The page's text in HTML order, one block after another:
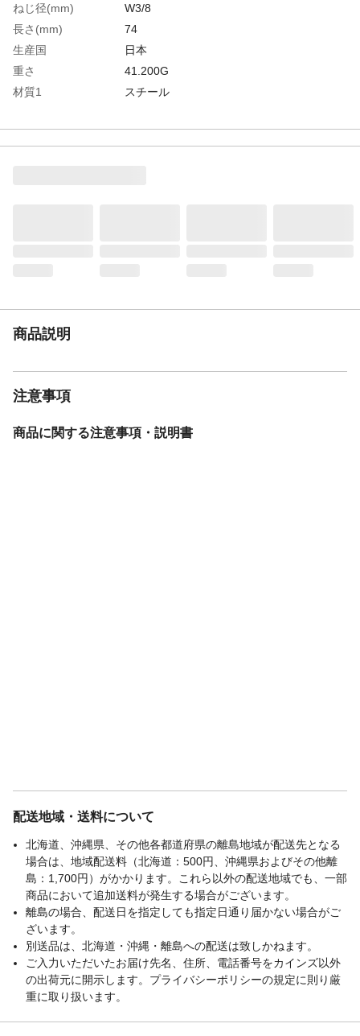
ねじ径(mm)
W3/8
長さ(mm)
74
生産国
日本
重さ
41.200G
材質1
スチール
商品説明
注意事項
商品に関する注意事項・説明書
配送地域・送料について
北海道、沖縄県、その他各都道府県の離島地域が配送先となる
場合は、地域配送料（北海道：500円、沖縄県およびその他離
島：1,700円）がかかります。これら以外の配送地域でも、一部
商品において追加送料が発生する場合がございます。
離島の場合、配送日を指定しても指定日通り届かない場合がご
ざいます。
別送品は、北海道・沖縄・離島への配送は致しかねます。
ご入力いただいたお届け先名、住所、電話番号をカインズ以外
の出荷元に開示します。プライバシーポリシーの規定に則り厳
重に取り扱います。